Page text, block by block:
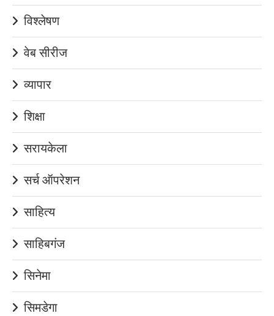
विश्लेषण
वेब सीरीज
व्यापार
शिक्षा
सरायकेला
सर्च ऑपरेशन
साहित्य
साहिबगंज
सिनेमा
सिमडेगा